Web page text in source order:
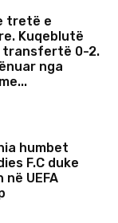
tretë e
Kuqeblutë
transfertë 0-2.
nga
humbet
F.C duke
UEFA